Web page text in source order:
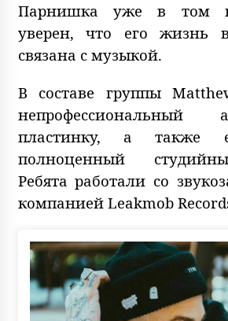
Парнишка уже в том
уверен, что его жизнь
связана с музыкой.
В составе группы
пластинку, а также
полноценный
Ребята работали со
компанией Leakmob